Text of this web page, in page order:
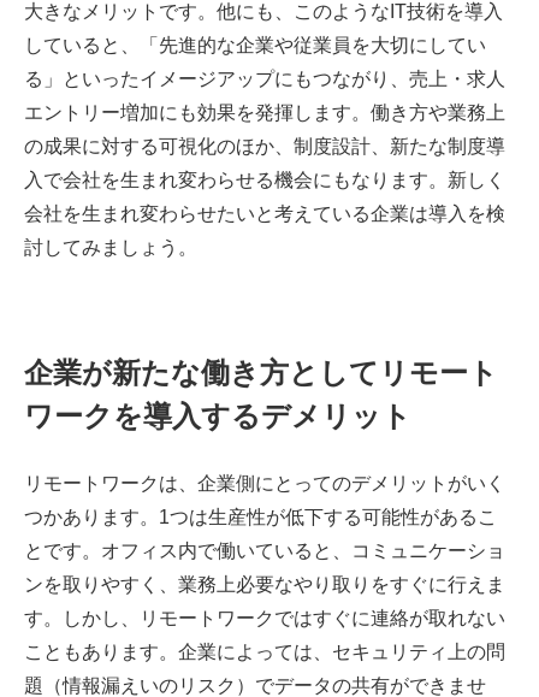
大きなメリットです。他にも、このようなIT技術を導入
していると、「先進的な企業や従業員を大切にしてい
る」といったイメージアップにもつながり、売上・求人
エントリー増加にも効果を発揮します。働き方や業務上
の成果に対する可視化のほか、制度設計、新たな制度導
入で会社を生まれ変わらせる機会にもなります。新しく
会社を生まれ変わらせたいと考えている企業は導入を検
討してみましょう。
企業が新たな働き方としてリモート
ワークを導入するデメリット
リモートワークは、企業側にとってのデメリットがいく
つかあります。1つは生産性が低下する可能性があるこ
とです。オフィス内で働いていると、コミュニケーショ
ンを取りやすく、業務上必要なやり取りをすぐに行えま
す。しかし、リモートワークではすぐに連絡が取れない
こともあります。企業によっては、セキュリティ上の問
題（情報漏えいのリスク）でデータの共有ができませ